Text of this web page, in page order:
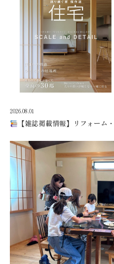
2026.08.01
【雑誌掲載情報】リフォーム